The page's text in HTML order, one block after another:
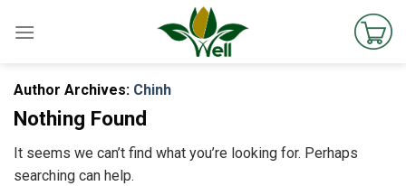
Author Archives: Chinh
Nothing Found
It seems we can’t find what you’re looking for. Perhaps
searching can help.